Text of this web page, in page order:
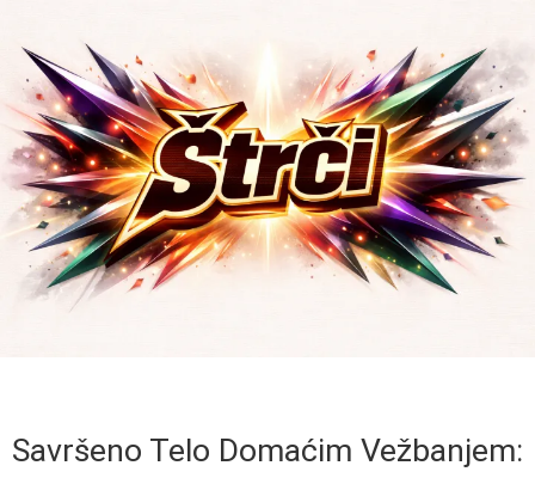
Savršeno Telo Domaćim Vežbanjem: